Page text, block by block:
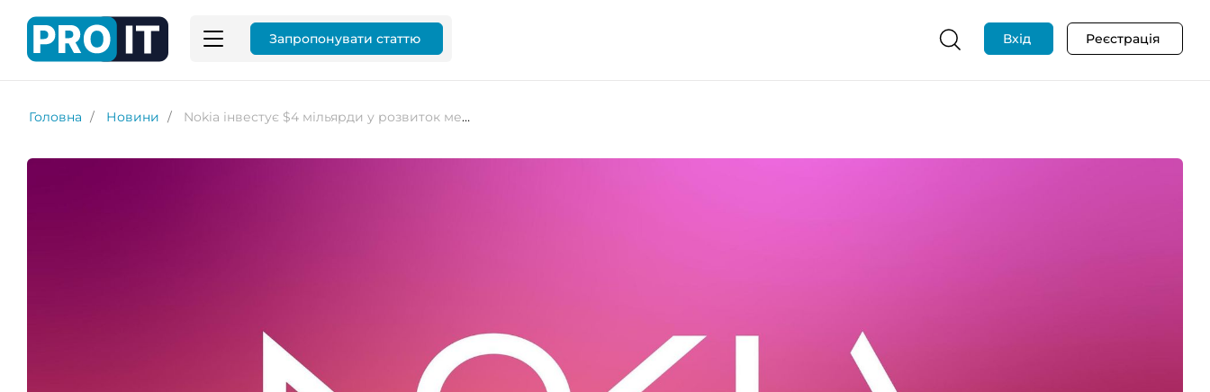
Запропонувати статтю Вхід Реєстрація
Головна Новини Nokia інвестує $4 мільярди у розвиток мереж із використанням ШІ у США